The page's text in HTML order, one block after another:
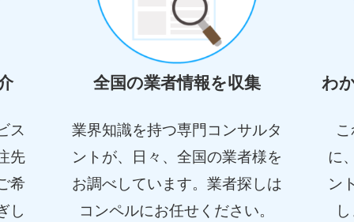
ス
先
希
し
全国の業者情報を収集
業界知識を持つ専門コンサルタ
ントが、日々、全国の業者様を
お調べしています。業者探しは
コンペルにお任せください。
わ
に
ン